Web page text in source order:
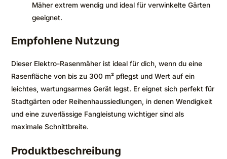
Mäher extrem wendig und ideal für verwinkelte Gärten
geeignet.
Empfohlene Nutzung
Dieser Elektro-Rasenmäher ist ideal für dich, wenn du eine
Rasenfläche von bis zu 300 m² pflegst und Wert auf ein
leichtes, wartungsarmes Gerät legst. Er eignet sich perfekt für
Stadtgärten oder Reihenhaussiedlungen, in denen Wendigkeit
und eine zuverlässige Fangleistung wichtiger sind als
maximale Schnittbreite.
Produktbeschreibung